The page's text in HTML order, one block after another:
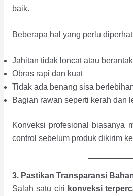
baik.
Beberapa hal yang perlu
Jahitan tidak loncat atau
Obras rapi dan kuat
Tidak ada benang sisa
Bagian rawan seperti kerah dan
Konveksi profesional biasanya
control sebelum produk dikirim
3. Pastikan Transparansi
Salah satu ciri konveksi